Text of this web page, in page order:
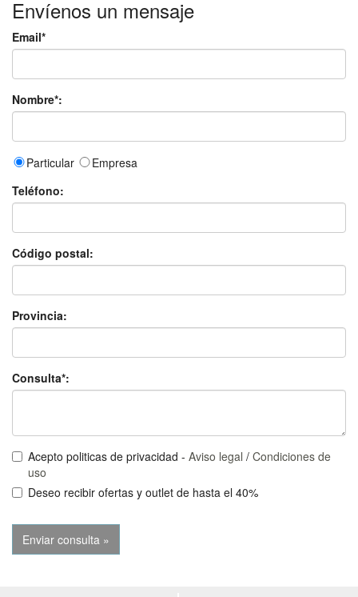
Envíenos un mensaje
Email*
Nombre*:
Particular
Empresa
Teléfono:
Código postal:
Provincia:
Consulta*:
Acepto politicas de privacidad - Aviso legal / Condiciones de
uso
Deseo recibir ofertas y outlet de hasta el 40%